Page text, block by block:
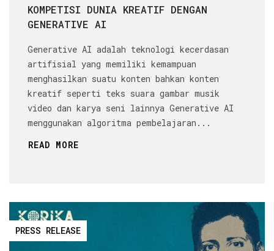
KOMPETISI DUNIA KREATIF DENGAN
GENERATIVE AI
Generative AI adalah teknologi kecerdasan
artifisial yang memiliki kemampuan
menghasilkan suatu konten bahkan konten
kreatif seperti teks suara gambar musik
video dan karya seni lainnya Generative AI
menggunakan algoritma pembelajaran...
READ MORE
PRESS RELEASE